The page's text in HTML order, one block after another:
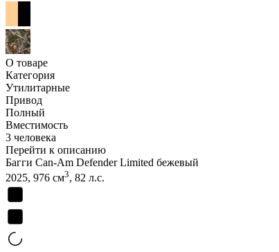
О товаре
Категория
Утилитарные
Привод
Полный
Вместимость
3 человека
Перейти к описанию
Багги Can-Am Defender Limited бежевый
2025, 976 см3, 82 л.с.